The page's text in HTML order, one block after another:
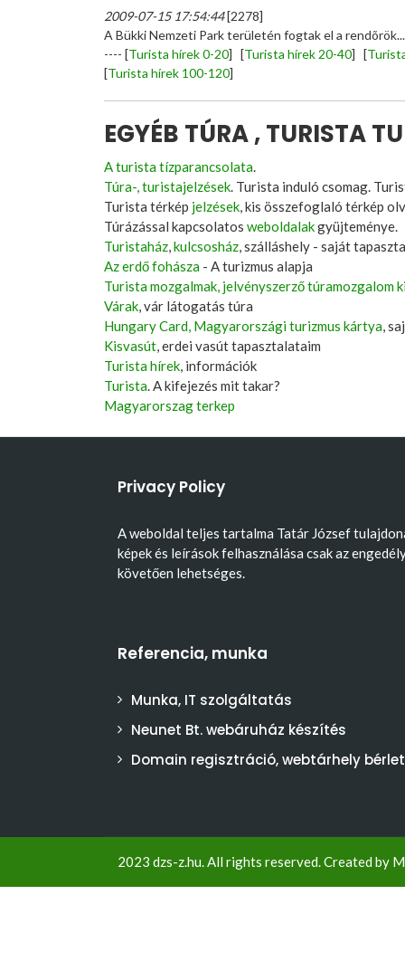
2009-07-15 17:54:44[2278]
A Bükki Nemzeti Park területén fogtak el a rendõrök...
---- [Turista hírek 0-20] [Turista hírek 20-40] [
[Turista hírek 100-120]
EGYÉB TÚRA , TURISTA
A turista tízparancsolata.
Túra-, turistajelzések. Turista induló csomag.
Turista térkép jelzések, kis összefoglaló térkép
Túrázással kapcsolatos weboldalakgyüjteménye.
Turistaház,kulcsosház, szálláshely - saját
Az erdő fohásza - A turizmus alapja
Turista mozgalmak, jelvényszerző túramozgalom
Várak, vár látogatás túra
Hungary Card, Magyarországi turizmus kártya,
Kisvasút, erdei vasút tapasztalataim
Turista hírek, információk
Turista. A kifejezés mit takar?
Magyarorszag terkep
Privacy Policy
A weboldal teljes tartalma Tatár József
képek és leírások felhasználása csak az
követően lehetséges.
Referencia, munka
Munka, IT szolgáltatás
Neunet Bt. webáruház készítés
Domain regisztráció, webtárhely bérlet
2023 dzs-z.hu. All rights reserved. Created by